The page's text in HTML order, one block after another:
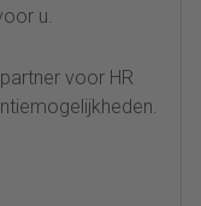
u.
voor HR